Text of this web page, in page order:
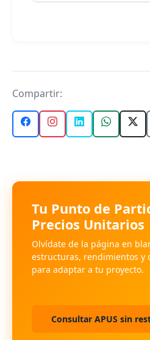
Compartir:
Tu Punto de
Precios Unitarios
Olvídate de la página en
estructuras, rendimientos y
para adaptar a tu proyecto.
Consultar APUS sin